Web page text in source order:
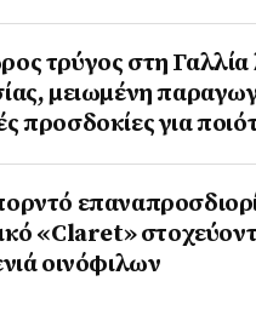
τρύγος στη
μειωμένη
προσδοκίες για
«Claret»
οινόφιλων